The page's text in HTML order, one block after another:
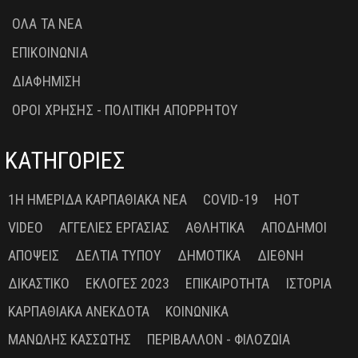
ΟΛΑ ΤΑ ΝΕΑ
ΕΠΙΚΟΙΝΩΝΙΑ
ΔΙΑΦΗΜΙΣΗ
ΟΡΟΙ ΧΡΗΣΗΣ - ΠΟΛΙΤΙΚΗ ΑΠΟΡΡΗΤΟΥ
ΚΑΤΗΓΟΡΙΕΣ
1Η ΗΜΕΡΊΔΑ ΚΑΡΠΑΘΙΑΚΆ ΝΈΑ COVID-19
HOT
VIDEO
ΑΓΓΕΛΊΕΣ ΕΡΓΑΣΊΑΣ ΑΘΛΗΤΙΚΆ
ΑΠΌΔΗΜΟΙ
ΑΠΌΨΕΙΣ
ΔΕΛΤΊΑ ΤΎΠΟΥ ΔΗΜΟΤΙΚΆ
ΔΙΕΘΝΉ
ΔΙΚΑΣΤΙΚΌ
ΕΚΛΟΓΈΣ 2023 ΕΠΙΚΑΙΡΌΤΗΤΑ
ΙΣΤΟΡΊΑ
ΚΑΡΠΑΘΙΑΚΆ ΑΝΈΚΔΟΤΑ
ΚΟΙΝΩΝΙΚΆ
ΜΑΝΏΛΗΣ ΚΑΣΣΏΤΗΣ
ΠΕΡΙΒΆΛΛΟΝ - ΦΙΛΟΖΩΊΑ